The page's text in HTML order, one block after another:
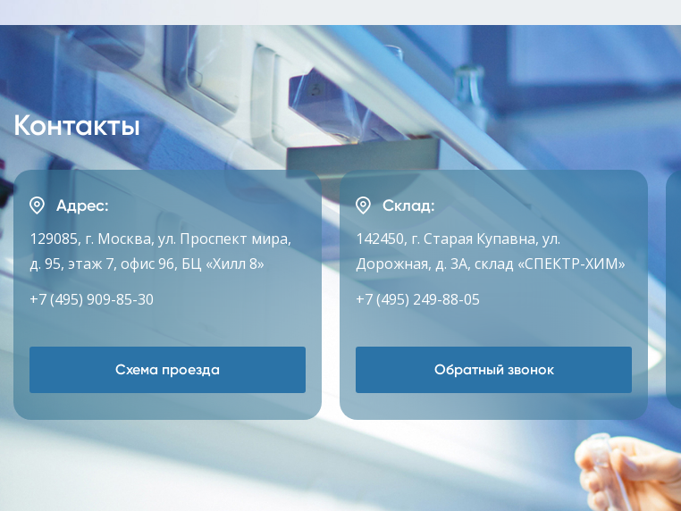
Контакты
Адрес:
129085, г. Москва, ул. Проспект мира,
д. 95, этаж 7, офис 96, БЦ «Хилл 8»
+7 (495) 909-85-30
Схема проезда
Склад:
142450, г. Старая Купавна, ул.
Дорожная, д. 3А, склад «СПЕКТР-ХИМ»
+7 (495) 249-88-05
Обратный звонок